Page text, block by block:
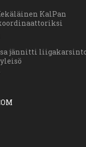
KalPan
jännitti